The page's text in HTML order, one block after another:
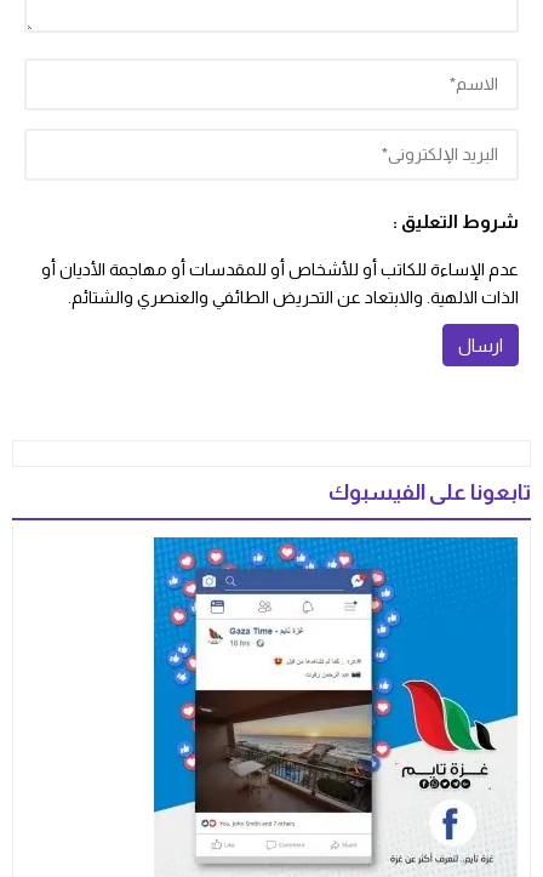
شروط التعليق :
عدم الإساءة للكاتب أو للأشخاص أو للمقدسات أو مهاجمة الأديان أو
الذات الالهية. والابتعاد عن التحريض الطائفي والعنصري والشتائم.
تابعونا على الفيسبوك